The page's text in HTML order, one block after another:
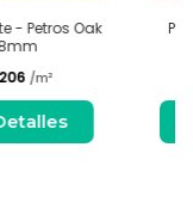
- Petros Oak
/m²